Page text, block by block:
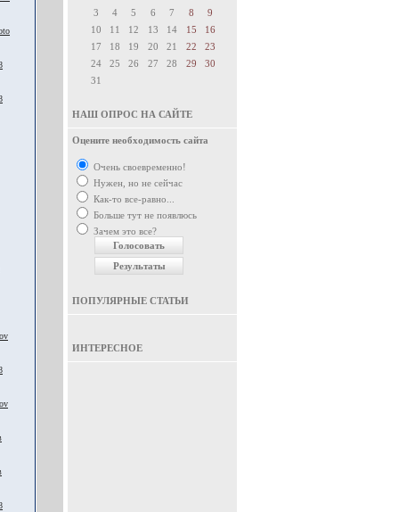
3
4 5 6 7 8
9
10
11 12 13 14 15
16
17
18 19 20 21 22
23
24
25 26 27 28 29
30
31
НАШ ОПРОС НА САЙТЕ
Оцените необходимость сайта
Очень своевременно!
Нужен, но не сейчас
Как-то все-равно...
Больше тут не появлюсь
Зачем это все?
ПОПУЛЯРНЫЕ СТАТЬИ
ИНТЕРЕСНОЕ